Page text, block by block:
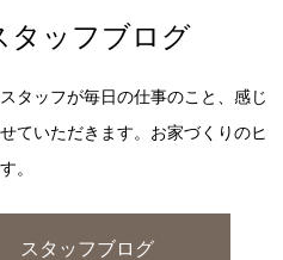
タッフブログ
タッフが毎日の仕事のこと、感じ
ていただきます。お家づくりのヒ
。
スタッフブログ